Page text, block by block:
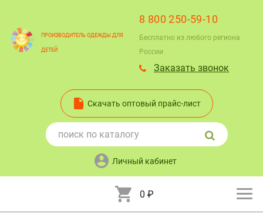
ПРОИЗВОДИТЕЛЬ ОДЕЖДЫ ДЛЯ
ДЕТЕЙ
8 800 250-59-10
Бесплатно из любого региона
России
Заказать звонок
Скачать оптовый прайс-лист
Личный кабинет
0 ₽